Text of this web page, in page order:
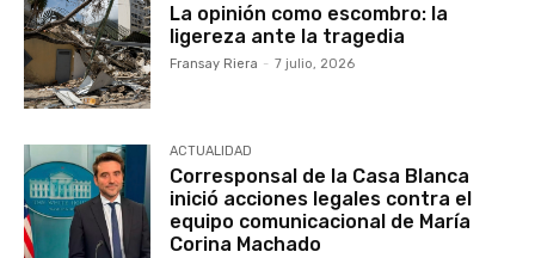
La opinión como escombro: la
ligereza ante la tragedia
Fransay Riera - 7 julio, 2026
ACTUALIDAD
Corresponsal de la Casa Blanca
inició acciones legales contra el
equipo comunicacional de María
Corina Machado